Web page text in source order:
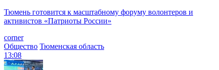
Тюмень готовится к масштабному форуму волонтеров и
активистов «Патриоты России»
corner
Общество Тюменская область
13:08